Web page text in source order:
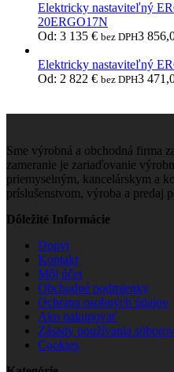
Elektricky nastaviteľný
20ERGO17N
Od: 3 135 € bez DPH3
Elektricky nastaviteľný
Od: 2 822 € bez DPH3
Sme výrobná a obchodná firma
zameranie je zariaďovanie
priemyselným, kancelárskym a
príslušenstvom, výroba a predaj
Dôležité Informácie
Dopyt
Kontakt
Môj účet
Obchodné podmienky
Ochrana osobných údajov
Ako nakupovať
Zásady používania
Cookies